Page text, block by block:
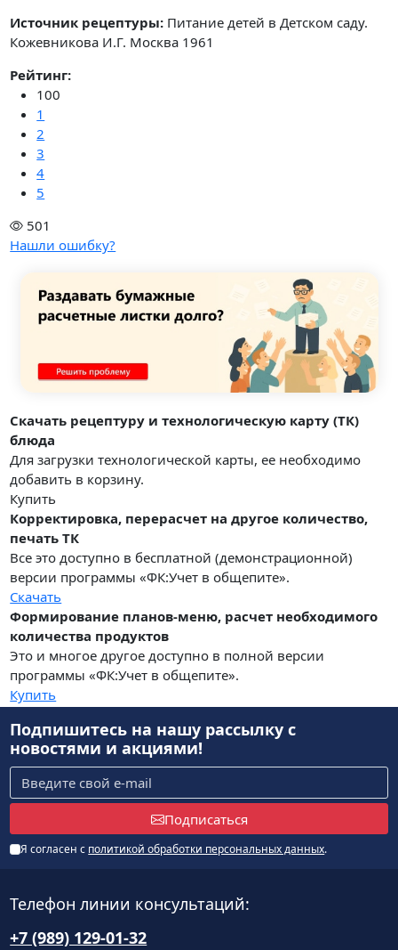
Источник рецептуры: Питание детей в Детском саду.
Кожевникова И.Г. Москва 1961
Рейтинг:
100
1
2
3
4
5
501
Нашли ошибку?
Скачать рецептуру и технологическую карту (ТК)
блюда
Для загрузки технологической карты, ее необходимо
добавить в корзину.
Купить
Корректировка, перерасчет на другое количество,
печать ТК
Все это доступно в бесплатной (демонстрационной)
версии программы «ФК:Учет в общепите».
Скачать
Формирование планов-меню, расчет необходимого
количества продуктов
Это и многое другое доступно в полной версии
программы «ФК:Учет в общепите».
Купить
Подпишитесь на нашу рассылкус
новостями и акциями!
Подписаться
Я согласен с политикой обработки персональных данных.
Телефон линии консультаций:
+7 (989) 129-01-32